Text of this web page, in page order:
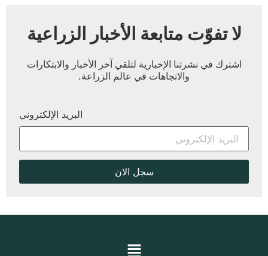
لا تفوّت متابعة الأخبار الزراعية
اشترك في نشرتنا الإخبارية لتلقي آخر الأخبار والابتكارات
والاتجاهات في عالم الزراعة.
البريد الإلكتروني